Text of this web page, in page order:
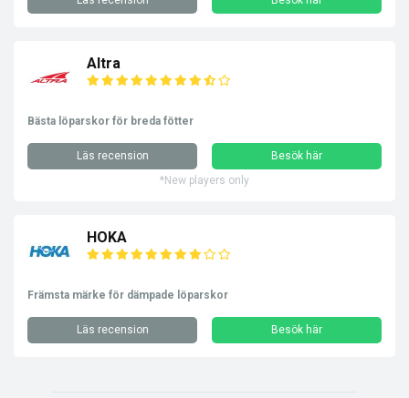
Altra
Bästa löparskor för breda fötter
Läs recension
Besök här
*New players only
HOKA
Främsta märke för dämpade löparskor
Läs recension Besök här